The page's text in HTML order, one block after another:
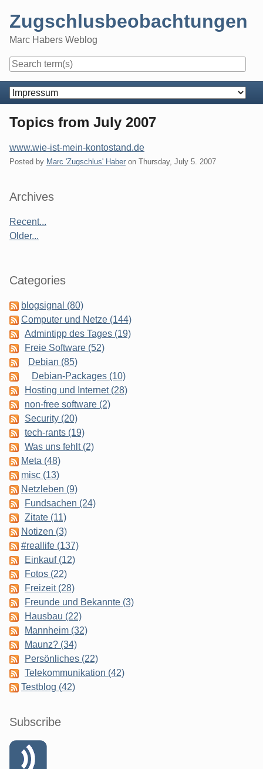
content
Zugschlusbeobachtungen
Marc Habers Weblog
Navigation
Topics from July 2007
www.wie-ist-mein-kontostand.de
Posted by Marc 'Zugschlus' Haber on Thursday, July 5. 2007
Sidebar
Archives
Recent...
Older...
Categories
blogsignal (80)
Computer und Netze (144)
Admintipp des Tages (19)
Freie Software (52)
Debian (85)
Debian-Packages (10)
Hosting und Internet (28)
non-free software (2)
Security (20)
tech-rants (19)
Was uns fehlt (2)
Meta (48)
misc (13)
Netzleben (9)
Fundsachen (24)
Zitate (11)
Notizen (3)
#reallife (137)
Einkauf (12)
Fotos (22)
Freizeit (28)
Freunde und Bekannte (3)
Hausbau (22)
Mannheim (32)
Maunz? (34)
Persönliches (22)
Telekommunikation (42)
Testblog (42)
Subscribe